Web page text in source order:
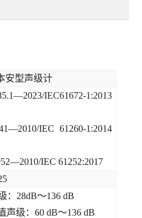
安型声级计
IEC61672-1:2013
IEC 61260-1:2014
IEC 61252:2017
：28dB～136 dB
声级：60 dB～136 dB